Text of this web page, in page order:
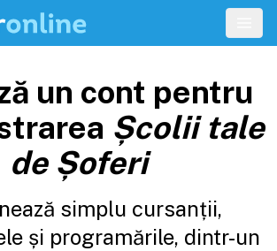
un cont pentru
Școlii tale
de Șoferi
simplu cursanții,
și programările, dintr-un